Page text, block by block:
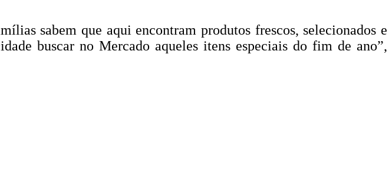
sabem que aqui encontram produtos frescos, selecionados e
buscar no Mercado aqueles itens especiais do fim de ano”,